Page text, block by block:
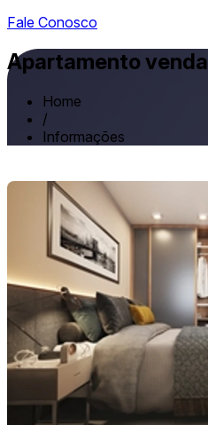
Fale Conosco
Apartamento venda
Home
/
Informações